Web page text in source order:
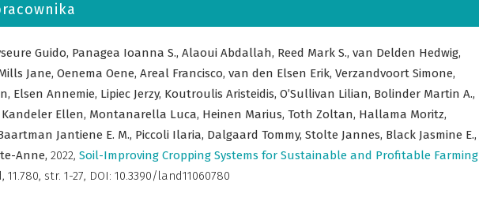
Guido, Panagea Ioanna S., Alaoui Abdallah, Reed Mark S., van Delden Hedwig,
Jane, Oenema Oene, Areal Francisco, van den Elsen Erik, Verzandvoort Simone,
Elsen Annemie, Lipiec Jerzy, Koutroulis Aristeidis, O’Sullivan Lilian, Bolinder Martin A.,
Kandeler Ellen, Montanarella Luca, Heinen Marius, Toth Zoltan, Hallama Moritz,
Jantiene E. M., Piccoli Ilaria, Dalgaard Tommy, Stolte Jannes, Black Jasmine E.,
Anne, 2022, Soil-Improving Cropping Systems for Sustainable and Profitable Farming
, 11.780, str. 1-27, DOI: 10.3390/land11060780